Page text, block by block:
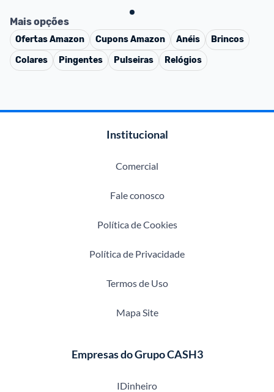
Mais opções
OfertasAmazon CuponsAmazon Anéis
Brincos
Colares
Pingentes Pulseiras Relógios
Institucional
Comercial
Fale conosco
Política de Cookies
Política de Privacidade
Termos de Uso
Mapa Site
Empresas do Grupo CASH3
IDinheiro